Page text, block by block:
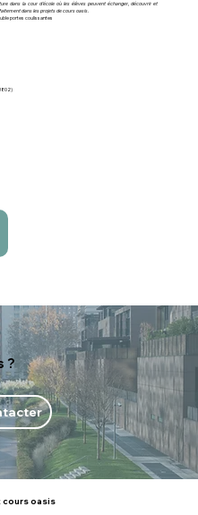
dans la cour d’école où les élèves peuvent échanger, découvrir et
dans les projets de cours oasis.
portes coulissantes
?
cours oasis